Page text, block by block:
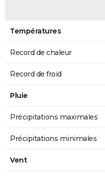
Températures
Record de chaleur
Record de froid
Pluie
Précipitations maximales
Précipitations minimales
Vent